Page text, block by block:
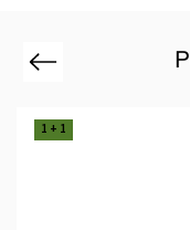
Previous
1 + 1